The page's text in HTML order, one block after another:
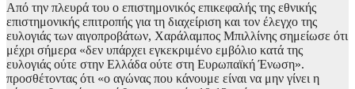
Από την πλευρά του ο επιστημονικός επικεφαλής της εθνικής
επιστημονικής επιτροπής για τη διαχείριση και τον έλεγχο της
ευλογιάς των αιγοπροβάτων, Χαράλαμπος Μπιλλίνης σημείωσε ότι
μέχρι σήμερα «δεν υπάρχει εγκεκριμένο εμβόλιο κατά της
ευλογιάς ούτε στην Ελλάδα ούτε στη Ευρωπαϊκή Ένωση».
προσθέτοντας ότι «ο αγώνας που κάνουμε είναι να μην γίνει η